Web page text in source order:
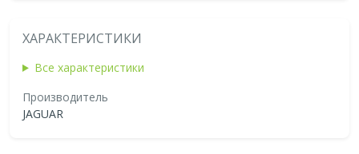
ХАРАКТЕРИСТИКИ
Все характеристики
Производитель
JAGUAR